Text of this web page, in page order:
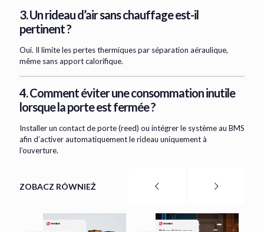
3. Un rideau d’air sans chauffage est-il
pertinent ?
Oui. Il limite les pertes thermiques par séparation aéraulique,
même sans apport calorifique.
4. Comment éviter une consommation inutile
lorsque la porte est fermée ?
Installer un contact de porte (reed) ou intégrer le système au BMS
afin d’activer automatiquement le rideau uniquement à
l’ouverture.
ZOBACZ RÓWNIEŻ